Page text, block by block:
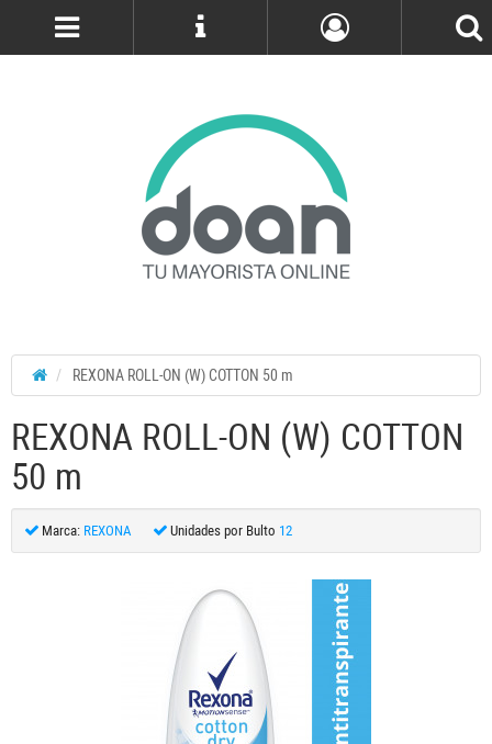
REXONA ROLL-ON (W) COTTON 50 m
REXONA ROLL-ON (W) COTTON
50 m
Marca: REXONA Unidades por Bulto 12